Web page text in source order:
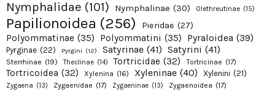
Nymphalidae (101) Nymphalinae (30) Olethreutinae (15)
Papilionoidea (256) Pieridae (27)
Polyommatinae (35) Polyommatini (35) Pyraloidea (39)
Pyrginae (22) Pyrgini (12) Satyrinae (41) Satyrini (41)
Sterrhinae (19) Theclinae (14) Tortricidae (32) Tortricinae (17)
Tortricoidea (32) Xylenina (16) Xyleninae (40) Xylenini (21)
Zygaena (13) Zygaenidae (17) Zygaeninae (13) Zygaenoidea (17)